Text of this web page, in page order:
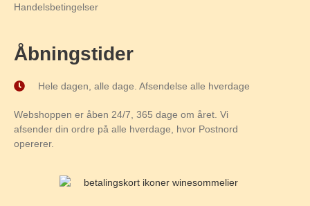
Handelsbetingelser
Åbningstider
Hele dagen, alle dage. Afsendelse alle hverdage
Webshoppen er åben 24/7, 365 dage om året. Vi
afsender din ordre på alle hverdage, hvor Postnord
opererer.